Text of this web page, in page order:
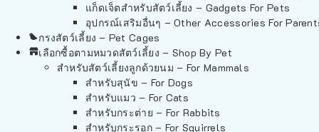
แก็ดเจ็ตสำหรับสัตว์เลี้ยง – Gadgets For Pets
อุปกรณ์เสริมอื่นๆ – Other Accessories For
กรงสัตว์เลี้ยง – Pet Cages
เลือกซื้อตามหมวดสัตว์เลี้ยง – Shop By Pet
สำหรับสัตว์เลี้ยงลูกด้วยนม – For Mammals
สำหรับสุนัข – For Dogs
สำหรับแมว – For Cats
สำหรับกระต่าย – For Rabbits
สำหรับกระรอก – For Squirrels